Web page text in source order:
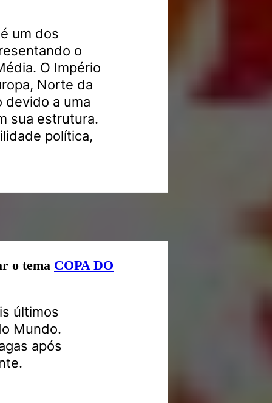
um dos
o
O Império
Norte da
devido a uma
sua estrutura.
política,
o tema COPA DO
últimos
Mundo.
após